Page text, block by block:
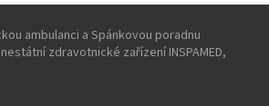
ambulanci a Spánkovou poradnu
zdravotnické zařízení INSPAMED,